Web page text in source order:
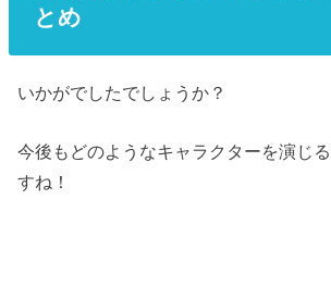
とめ
いかがでしたでしょうか？
今後もどのようなキャラクターを演じ
すね！